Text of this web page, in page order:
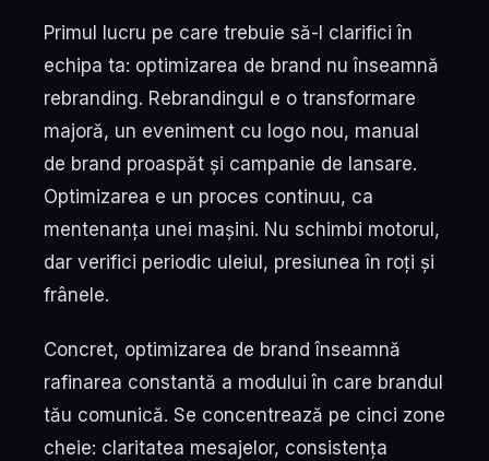
Primul lucru pe care trebuie să-l clarifici în
echipa ta: optimizarea de brand nu înseamnă
rebranding. Rebrandingul e o transformare
majoră, un eveniment cu logo nou, manual
de brand proaspăt și campanie de lansare.
Optimizarea e un proces continuu, ca
mentenanța unei mașini. Nu schimbi motorul,
dar verifici periodic uleiul, presiunea în roți și
frânele.
Concret, optimizarea de brand înseamnă
rafinarea constantă a modului în care brandul
tău comunică. Se concentrează pe cinci zone
cheie: claritatea mesajelor, consistența